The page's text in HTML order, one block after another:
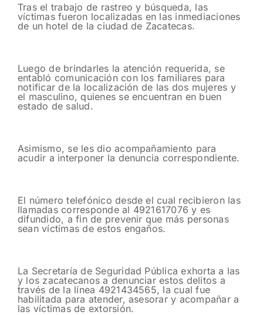
Tras el trabajo de rastreo y búsqueda, las
víctimas fueron localizadas en las inmediaciones
de un hotel de la ciudad de Zacatecas.
Luego de brindarles la atención requerida, se
entabló comunicación con los familiares para
notificar de la localización de las dos mujeres y
el masculino, quienes se encuentran en buen
estado de salud.
Asimismo, se les dio acompañamiento para
acudir a interponer la denuncia correspondiente.
El número telefónico desde el cual recibieron las
llamadas corresponde al 4921617076 y es
difundido, a fin de prevenir que más personas
sean víctimas de estos engaños.
La Secretaría de Seguridad Pública exhorta a las
y los zacatecanos a denunciar estos delitos a
través de la línea 4921434565, la cual fue
habilitada para atender, asesorar y acompañar a
las víctimas de extorsión.